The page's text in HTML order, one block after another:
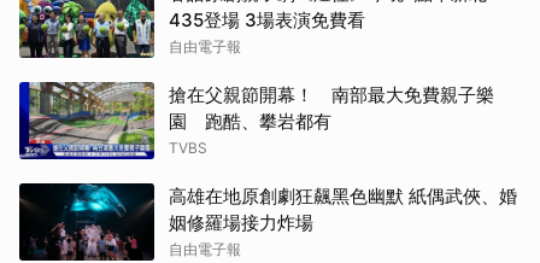
435登場 3場表演免費看
自由電子報
搶在父親節開幕！ 南部最大免費親子樂
園 跑酷、攀岩都有
TVBS
高雄在地原創劇狂飆黑色幽默 紙偶武俠、婚
姻修羅場接力炸場
自由電子報